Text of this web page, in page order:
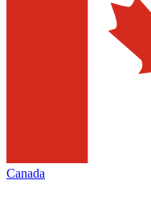
Canada